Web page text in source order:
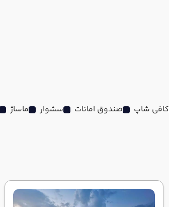
کافی شاپ صندوق امانات سشوار ماساژ